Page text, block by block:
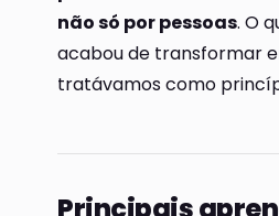
não só por pessoas. O
acabou de transformar
tratávamos como